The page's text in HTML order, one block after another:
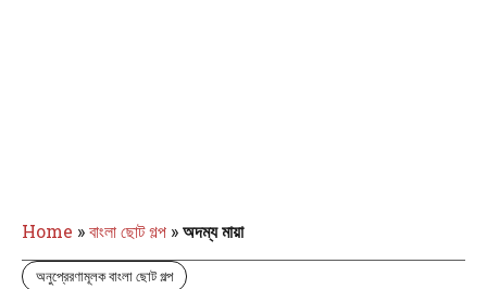
Home »বাংলা ছোট গল্প »অদম্য মায়া
অনুপ্রেরণামূলক বাংলা ছোট গল্প